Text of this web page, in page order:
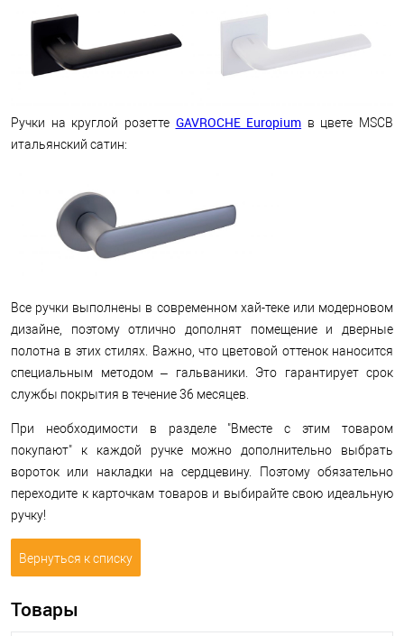
Ручки на круглой розетте GAVROCHE Europium в цвете MSCB
итальянский сатин:
Все ручки выполнены в современном хай-теке или модерновом
дизайне, поэтому отлично дополнят помещение и дверные
полотна в этих стилях. Важно, что цветовой оттенок наносится
специальным методом – гальваники. Это гарантирует срок
службы покрытия в течение 36 месяцев.
При необходимости в разделе "Вместе с этим товаром
покупают" к каждой ручке можно дополнительно выбрать
вороток или накладки на сердцевину. Поэтому обязательно
переходите к карточкам товаров и выбирайте свою идеальную
ручку!
Вернуться к списку
Товары